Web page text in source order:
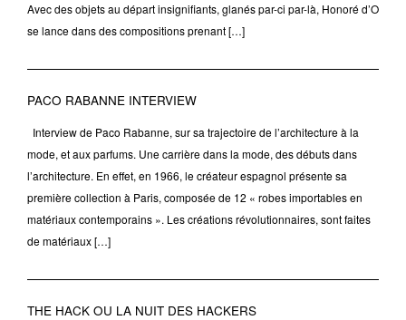
Avec des objets au départ insignifiants, glanés par-ci par-là, Honoré d’O
se lance dans des compositions prenant […]
PACO RABANNE INTERVIEW
Interview de Paco Rabanne, sur sa trajectoire de l’architecture à la
mode, et aux parfums. Une carrière dans la mode, des débuts dans
l’architecture. En effet, en 1966, le créateur espagnol présente sa
première collection à Paris, composée de 12 « robes importables en
matériaux contemporains ». Les créations révolutionnaires, sont faites
de matériaux […]
THE HACK OU LA NUIT DES HACKERS